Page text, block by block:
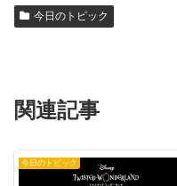
今日のトピック
関連記事
今日のトピック